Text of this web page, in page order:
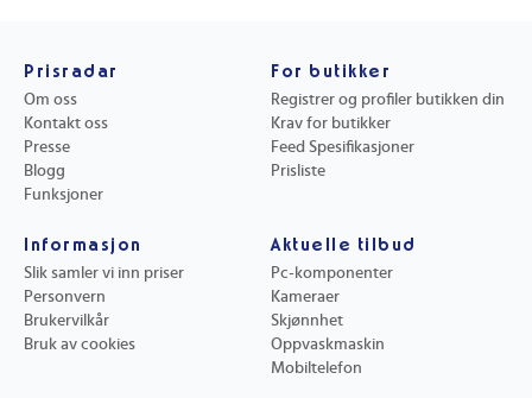
Prisradar
Om oss
Kontakt oss
Presse
Blogg
Funksjoner
For butikker
Registrer og profiler butikken din
Krav for butikker
Feed Spesifikasjoner
Prisliste
Informasjon
Slik samler vi inn priser
Personvern
Brukervilkår
Bruk av cookies
Aktuelle tilbud
Pc-komponenter
Kameraer
Skjønnhet
Oppvaskmaskin
Mobiltelefon